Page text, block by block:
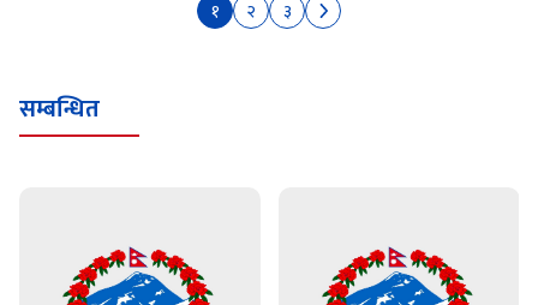
सम्बन्धित